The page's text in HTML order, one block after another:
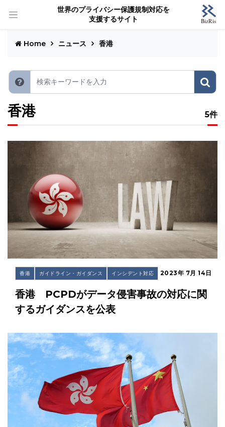
世界のプライバシー保護規制対応を
支援するサイト
Home ニュース 香港
香港 5件
香港 ガイドライン・ガイダンス インシデント対応 2023年 7月 14日
香港 PCPDがデータ侵害事故の対応に関
するガイダンスを公表